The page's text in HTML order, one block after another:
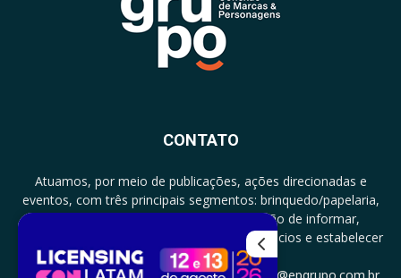
CONTATO
Atuamos, por meio de publicações, ações direcionadas e
eventos, com três principais segmentos: brinquedo/papelaria,
licenciamento e zero a três com a missão de informar,
documentar, proporcionar encontro de negócios e estabelecer
parcerias.